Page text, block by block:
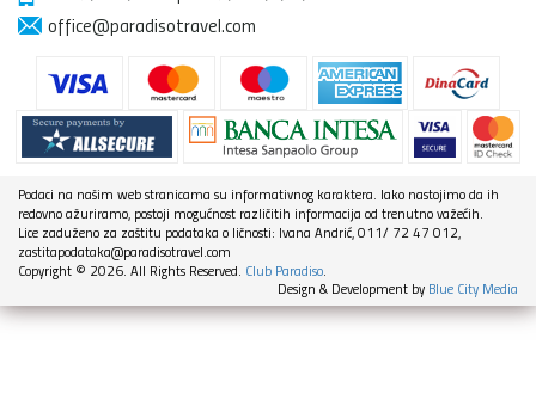
office@paradisotravel.com
Podaci na našim web stranicama su informativnog karaktera. Iako nastojimo da ih
redovno ažuriramo, postoji mogućnost različitih informacija od trenutno važećih.
Lice zaduženo za zaštitu podataka o ličnosti: Ivana Andrić, 011/ 72 47 012,
zastitapodataka@paradisotravel.com
Copyright © 2026. All Rights Reserved. Club Paradiso.
Design & Development by Blue City Media